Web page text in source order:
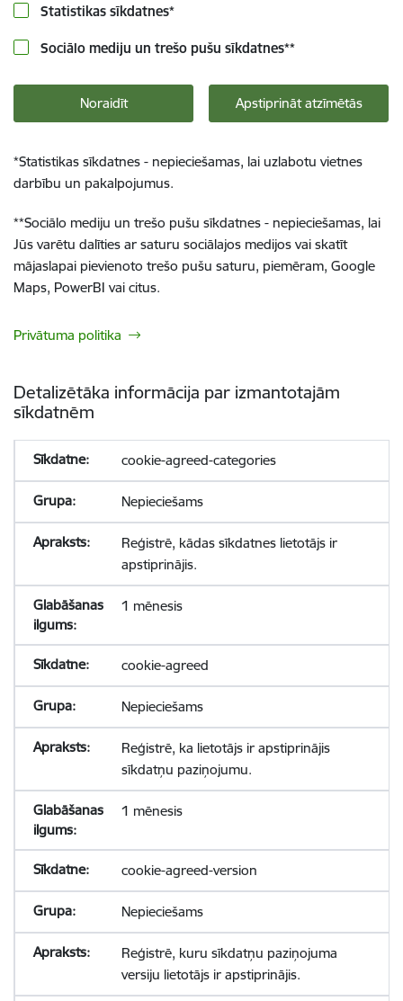
Statistikas sīkdatnes*
Sociālo mediju un trešo pušu sīkdatnes**
Noraidīt Apstiprināt atzīmētās
*Statistikas sīkdatnes - nepieciešamas, lai uzlabotu vietnes
darbību un pakalpojumus.
**Sociālo mediju un trešo pušu sīkdatnes - nepieciešamas, lai
Jūs varētu dalīties ar saturu sociālajos medijos vai skatīt
mājaslapai pievienoto trešo pušu saturu, piemēram, Google
Maps, PowerBI vai citus.
Privātuma politika
Detalizētāka informācija par izmantotajām
sīkdatnēm
cookie-agreed-categories
Nepieciešams
Reģistrē, kādas sīkdatnes lietotājs ir
apstiprinājis.
1 mēnesis
cookie-agreed
Nepieciešams
Reģistrē, ka lietotājs ir apstiprinājis
sīkdatņu paziņojumu.
1 mēnesis
cookie-agreed-version
Nepieciešams
Reģistrē, kuru sīkdatņu paziņojuma
versiju lietotājs ir apstiprinājis.